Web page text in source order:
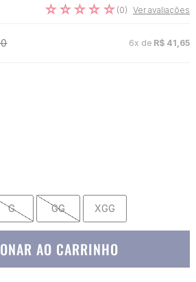
☆☆☆☆ ☆ (0) Ver avaliações
6x de R$ 41 65
G GG XGG
AO CARRINHO